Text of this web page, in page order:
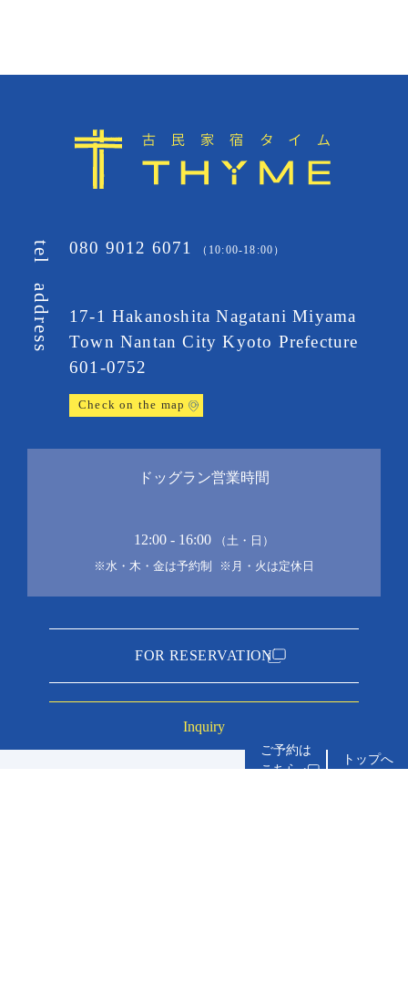
tel 080 9012 6071 （10:00-18:00）
address
17-1 Hakanoshita Nagatani Miyama
Town Nantan City Kyoto Prefecture
601-0752
Check on the map
ドッグラン営業時間
12:00 - 16:00
（土・日）
※水・木・金は予約制
※月・火は定休日
FOR RESERVATION
Inquiry
トップへ